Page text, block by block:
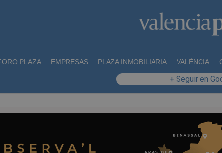
PLAZA EMPRESAS PLAZA INMOBILIARIA VALÈNCIA
+ Seguir en